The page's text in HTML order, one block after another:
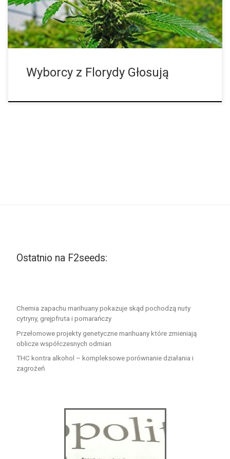
University of North Florida wynika, że 62 procent
zarejestrowanych wyborców poparłoby prawo stanowe
regulujące marihuanę w taki sam sposób […]
Wyborcy z Florydy Głosują
Ostatnio na F2seeds:
Chemia zapachu marihuany pokazuje skąd pochodzą nuty
cytryny, grejpfruta i pomarańczy
Przełomowe projekty genetyczne marihuany które zmieniają
oblicze współczesnych odmian
THC kontra alkohol – kompleksowe porównanie działania i
zagrożeń